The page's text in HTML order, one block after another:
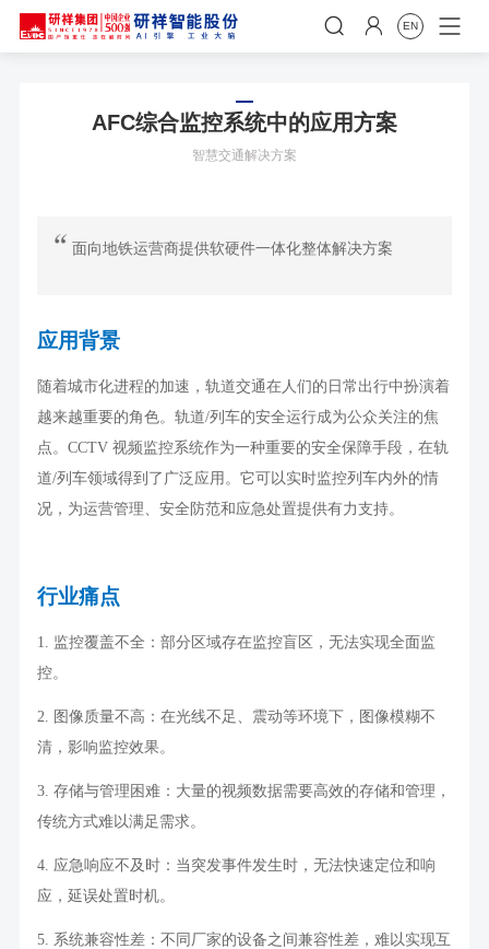
  EN
AFC综合监控系统中的应用方案
智慧交通解决方案
面向地铁运营商提供软硬件一体化整体解决方案
应用背景
随着城市化进程的加速，轨道交通在人们的日常出行中扮演着
越来越重要的角色。轨道/列车的安全运行成为公众关注的焦
点。 CCTV 视频监控系统作为一种重要的安全保障手段，在轨
道/列车领域得到了广泛应用。它可以实时监控列车内外的情
况，为运营管理、安全防范和应急处置提供有力支持。
行业痛点
1. 监控覆盖不全：部分区域存在监控盲区，无法实现全面监
控。
2. 图像质量不高：在光线不足、震动等环境下，图像模糊不
清，影响监控效果。
3. 存储与管理困难：大量的视频数据需要高效的存储和管理，
传统方式难以满足需求。
4. 应急响应不及时：当突发事件发生时，无法快速定位和响
应，延误处置时机。
5. 系统兼容性差：不同厂家的设备之间兼容性差，难以实现互